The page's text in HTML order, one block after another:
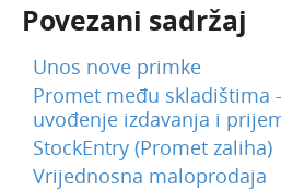
Povezani sadržaj
Unos nove primke
Promet među skladištima
uvođenje izdavanja i
StockEntry (Promet zaliha)
Vrijednosna maloprodaja